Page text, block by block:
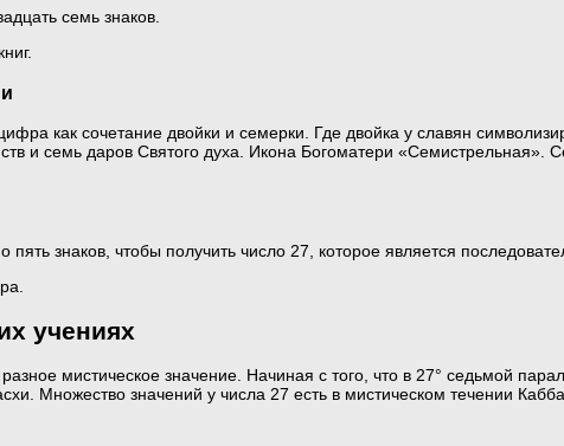
семь знаков.
как сочетание двойки и семерки. Где двойка у славян
и семь даров Святого духа. Икона Богоматери «Семистрельная».
знаков, чтобы получить число 27, которое является
учениях
мистическое значение. Начиная с того, что в 27° седьмой
Множество значений у числа 27 есть в мистическом течении